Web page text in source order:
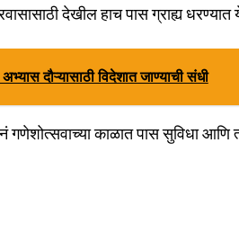
देखील हाच पास ग्राह्य धरण्यात
दौऱ्यासाठी विदेशात जाण्याची संधी
गणेशोत्सवाच्या काळात पास सुविधा आणि